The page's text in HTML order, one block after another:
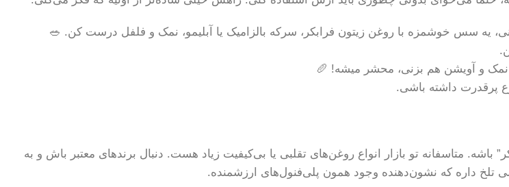
یه سس خوشمزه با روغن زیتون فرابکر، سرکه بالزامیک یا آبلیمو، نمک و فلفل درست کن. 🥗
نمک و آویشن هم بزنی، محشر میشه! 🥖
پرقدرت داشته باشی.
متاسفانه تو بازار انواع روغن‌های تقلبی یا بی‌کیفیت زیاد هست. دنبال برندهای معتبر باش و به
داره که نشون‌دهنده وجود همون پلی‌فنول‌های ارزشمنده.